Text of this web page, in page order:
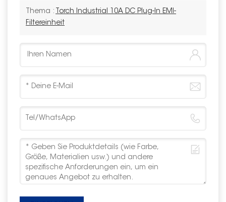
Thema :
Torch Industrial 10A DC Plug-In EMI-
Filtereinheit